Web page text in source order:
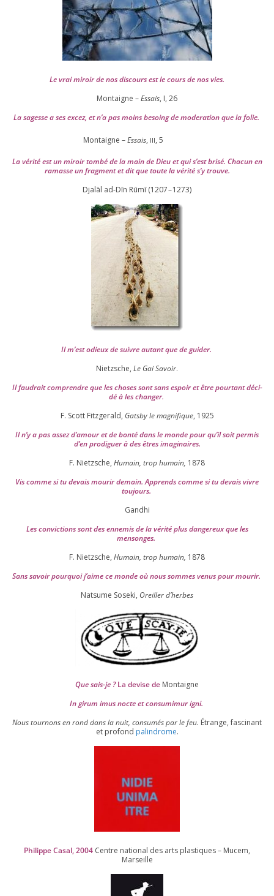
Le vrai miroir de nos dis­cours est le cours de nos vies.
Montaigne –Essais, I, 26
La sagesse a ses excez, et n’a pas moins besoing de mode­ra­tion que la folie.
Montaigne –Essais, III, 5
La véri­té est un miroir tom­bé de la main de Dieu et qui s’est bri­sé. Chacun en
ramasse un frag­ment et dit que toute la véri­té s’y trouve.
Djalāl ad-Dīn Rūmī (1207–1273)
Il m’est odieux de suivre autant que de gui­der.
Nietzsche, Le Gai Savoir.
Il fau­drait com­prendre que les choses sont sans espoir et être pour­tant déci­
dé à les chan­ger.
F. Scott Fitzgerald, Gatsby le magni­fique, 1925
Il n’y a pas assez d’a­mour et de bon­té dans le monde pour qu’il soit per­mis
d’en pro­di­guer à des êtres imaginaires.
F. Nietzsche, Humain, trop humain, 1878
Vis comme si tu devais mou­rir demain. Apprends comme si tu devais vivre
toujours.
Gandhi
Les convic­tions sont des enne­mis de la véri­té plus dan­ge­reux que les
mensonges.
F. Nietzsche, Humain, trop humain, 1878
Sans savoir pour­quoi j’aime ce monde où nous sommes venus pour mourir.
Natsume Soseki, Oreiller d’herbes
Que sais-je ?La devise de Montaigne
In girum imus nocte et consu­mi­mur igni.
Nous tour­nons en rond dans la nuit, consu­més par le feu. Étrange, fas­ci­nant
et pro­fond palin­drome.
Philippe Casal,2004 Centre natio­nal des arts plas­tiques – Mucem,
Marseille